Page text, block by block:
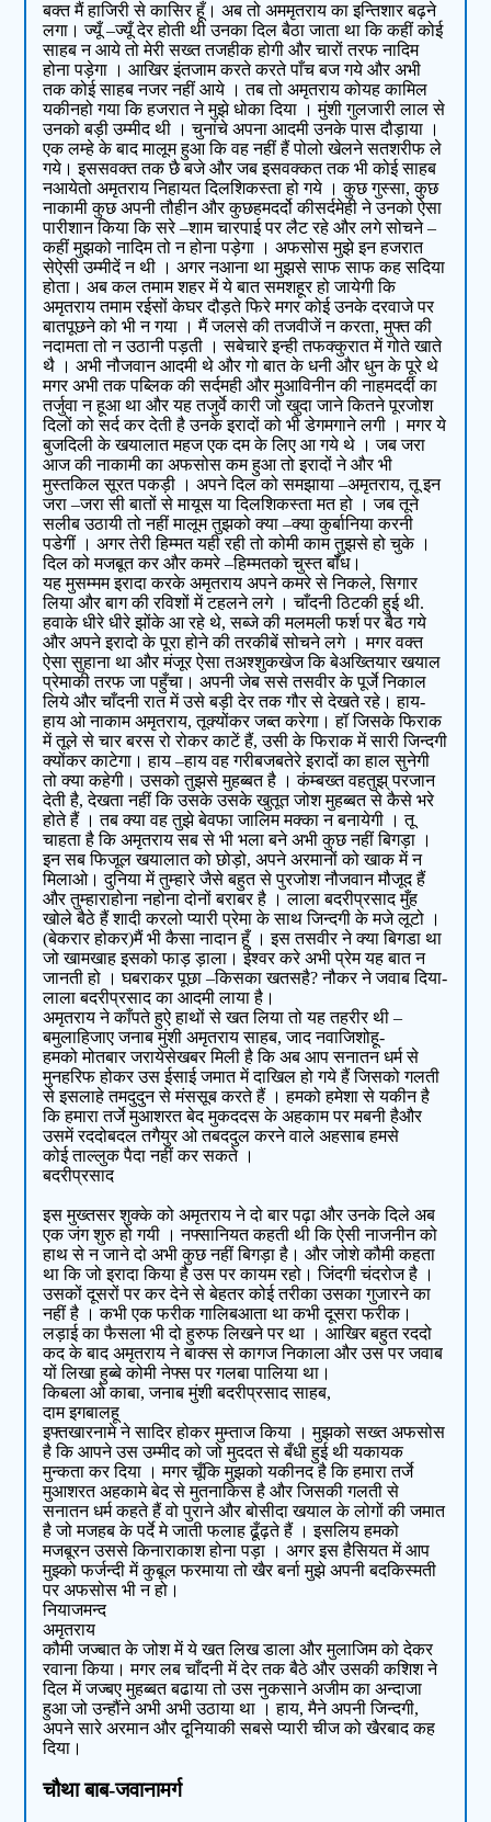
बक्त मैं हाजिरी से कासिर हूँ। अब तो अममृतराय का इन्तिशार बढ़ने
लगा। ज्यूँ –ज्यूँ देर होती थी उनका दिल बैठा जाता था कि कहीं कोई
साहब न आये तो मेरी सख्त तजहीक होगी और चारों तरफ नादिम
होना पड़ेगा । आखिर इंतजाम करते करते पाँच बज गये और अभी
तक कोई साहब नजर नहीं आये । तब तो अमृतराय कोयह कामिल
यकीनहो गया कि हजरात ने मुझे धोका दिया । मुंशी गुलजारी लाल से
उनको बड़ी उम्मीद थी । चुनांचे अपना आदमी उनके पास दौड़ाया ।
एक लम्हे के बाद मालूम हुआ कि वह नहीं हैं पोलो खेलने सतशरीफ ले
गये। इससवक्त तक छै बजे और जब इसवक्कत तक भी कोई साहब
नआयेतो अमृतराय निहायत दिलशिकस्ता हो गये । कुछ गुस्सा, कुछ
नाकामी कुछ अपनी तौहीन और कुछहमदर्दो कीसर्दमेही ने उनको ऐसा
पारीशान किया कि सरे –शाम चारपाई पर लैट रहे और लगे सोचने –
कहीं मुझको नादिम तो न होना पड़ेगा । अफसोस मुझे इन हजरात
सेऐसी उम्मीदें न थी । अगर नआना था मुझसे साफ साफ कह सदिया
होता। अब कल तमाम शहर में ये बात समशहूर हो जायेगी कि
अमृतराय तमाम रईसों केघर दौड़ते फिरे मगर कोई उनके दरवाजे पर
बातपूछने को भी न गया । मैं जलसे की तजवीजें न करता, मुफ्त की
नदामता तो न उठानी पड़ती । सबेचारे इन्ही तफक्कुरात में गोते खाते
थै । अभी नौजवान आदमी थे और गो बात के धनी और धुन के पूरे थे
मगर अभी तक पब्लिक की सर्दमही और मुआविनीन की नाहमदर्दी का
तर्जुवा न हूआ था और यह तजुर्वे कारी जो खुदा जाने कितने पूरजोश
दिलों को सर्द कर देती है उनके इरादों को भी डेगमगाने लगी । मगर ये
बुजदिली के खयालात महज एक दम के लिए आ गये थे । जब जरा
आज की नाकामी का अफसोस कम हुआ तो इरादों ने और भी
मुस्तकिल सूरत पकड़ी । अपने दिल को समझाया –अमृतराय, तू इन
जरा –जरा सी बातों से मायूस या दिलशिकस्ता मत हो । जब तूने
सलीब उठायी तो नहीं मालूम तुझको क्या –क्या कुर्बानिया करनी
पडेगीं । अगर तेरी हिम्मत यही रही तो कोमी काम तुझसे हो चुके ।
दिल को मजबूत कर और कमरे –हिम्मतको चुस्त बॉँध।
यह मुसम्मम इरादा करके अमृतराय अपने कमरे से निकले, सिगार
लिया और बाग की रविशों में टहलने लगे । चाँदनी ठिटकी हुई थी.
हवाके धीरे धीरे झोंके आ रहे थे, सब्जे की मलमली फर्श पर बैठ गये
और अपने इरादो के पूरा होने की तरकीबें सोचने लगे । मगर वक्त
ऐसा सुहाना था और मंजूर ऐसा तअश्शुकखेज कि बेअख्तियार खयाल
प्रेमाकी तरफ जा पहुँचा। अपनी जेब ससे तसवीर के पूर्जे निकाल
लिये और चाँदनी रात में उसे बड़ी देर तक गौर से देखते रहे। हाय-
हाय ओ नाकाम अमृतराय, तूक्योंकर जब्त करेगा। हॉ जिसके फिराक
में तूले से चार बरस रो रोकर काटें हैं, उसी के फिराक में सारी जिन्दगी
क्योंकर काटेगा। हाय –हाय वह गरीबजबतेरे इरादों का हाल सुनेगी
तो क्या कहेगी। उसको तुझसे मुहब्बत है । कंम्बख्त वहतुझ् परजान
देती है, देखता नहीं कि उसके उसके खुतूत जोश मुहब्बत से कैसे भरे
होते हैं । तब क्या वह तुझे बेवफा जालिम मक्का न बनायेगी । तू
चाहता है कि अमृतराय सब से भी भला बने अभी कुछ नहीं बिगड़ा ।
इन सब फिजूल खयालात को छोड़ो, अपने अरमानों को खाक में न
मिलाओ। दुनिया में तुम्हारे जैसे बहुत से पुरजोश नौजवान मौजूद हैं
और तुम्हाराहोना नहोना दोनों बराबर है । लाला बदरीप्रसाद मुँह
खोले बैठे हैं शादी करलो प्यारी प्रेमा के साथ जिन्दगी के मजे लूटो ।
(बेकरार होकर)मैं भी कैसा नादान हूँ । इस तसवीर ने क्या बिगडा था
जो खामखाह इसको फाड़ ड़ाला। ईश्वर करे अभी प्रेम यह बात न
जानती हो । घबराकर पूछा –किसका खतसहै? नौकर ने जवाब दिया-
लाला बदरीप्रसाद का आदमी लाया है।
अमृतराय ने काँपते हुऐ हाथों से खत लिया तो यह तहरीर थी –
बमुलाहिजाए जनाब मुंशी अमृतराय साहब, जाद नवाजिशोहू-
हमको मोतबार जरायेसेखबर मिली है कि अब आप सनातन धर्म से
मुनहरिफ होकर उस ईसाई जमात में दाखिल हो गये हैं जिसको गलती
से इसलाहे तमदुदुन से मंससूब करते हैं । हमको हमेशा से यकीन है
कि हमारा तर्जे मुआशरत बेद मुकददस के अहकाम पर मबनी हैऔर
उसमें रददोबदल तगैयुर ओ तबददुल करने वाले अहसाब हमसे
कोई ताल्लुक पैदा नहीं कर सकते ।
बदरीप्रसाद
इस मुख्तसर शुक्के को अमृतराय ने दो बार पढ़ा और उनके दिले अब
एक जंग शुरु हो गयी । नफ्सानियत कहती थी कि ऐसी नाजनीन को
हाथ से न जाने दो अभी कुछ नहीं बिगड़ा है। और जोशे कौमी कहता
था कि जो इरादा किया है उस पर कायम रहो। जिंदगी चंदरोज है ।
उसकों दूसरों पर कर देने से बेहतर कोई तरीका उसका गुजारने का
नहीं है । कभी एक फरीक गालिबआता था कभी दूसरा फरीक।
लड़ाई का फैसला भी दो हुरुफ लिखने पर था । आखिर बहुत रददो
कद के बाद अमृतराय ने बाक्स से कागज निकाला और उस पर जवाब
यों लिखा हुब्बे कोमी नेफ्स पर गलबा पालिया था।
किबला ओ काबा, जनाब मुंशी बदरीप्रसाद साहब,
दाम इगबालहू
इफ्तखारनामे ने सादिर होकर मुम्ताज किया । मुझको सख्त अफसोस
है कि आपने उस उम्मीद को जो मुददत से बँधी हुई थी यकायक
मुन्कता कर दिया । मगर चूँकि मुझको यकीनद है कि हमारा तर्जे
मुआशरत अहकामे बेद से मुतनाकिस है और जिसकी गलती से
सनातन धर्म कहते हैं वो पुराने और बोसीदा खयाल के लोगों की जमात
है जो मजहब के पर्दे मे जाती फलाह ढूँढ़ते हैं । इसलिय हमको
मजबूरन उससे किनाराकाश होना पड़ा । अगर इस हैसियत में आप
मुझ्को फर्जन्दी में कुबूल फरमाया तो खैर बर्ना मुझे अपनी बदकिस्मती
पर अफसोस भी न हो।
नियाजमन्द
अमृतराय
कौमी जज्बात के जोश में ये खत लिख डाला और मुलाजिम को देकर
रवाना किया। मगर लब चाँदनी में देर तक बैठे और उसकी कशिश ने
दिल में जज्बए मुहब्बत बढाया तो उस नुकसाने अजीम का अन्दाजा
हुआ जो उन्हौंने अभी अभी उठाया था । हाय, मैने अपनी जिन्दगी,
अपने सारे अरमान और दूनियाकी सबसे प्यारी चीज को खैरबाद कह
दिया।
चौथा बाब-जवानामर्ग